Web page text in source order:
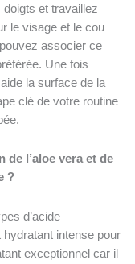
et travaillez
le visage et le cou
associer ce
Une fois
la surface de la
clé de votre routine
de l’aloe vera et de
?
d’acide
intense pour
exceptionnel car il